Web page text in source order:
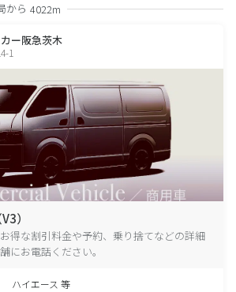
から 4022m
ー阪急茨木
1
）
得な割引料金や予約、乗り捨てなどの詳細
にお電話ください。
ハイエース 等